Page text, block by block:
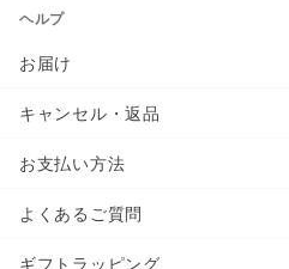
ヘルプ
お届け
キャンセル・返品
お支払い方法
よくあるご質問
ギフトラッピング